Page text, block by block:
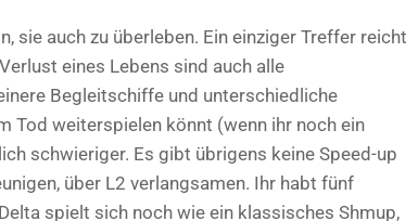
sie auch zu überleben. Ein einziger Treffer reicht
eines Lebens sind auch alle
Begleitschiffe und unterschiedliche
Tod weiterspielen könnt (wenn ihr noch ein
schwieriger. Es gibt übrigens keine Speed-up
über L2 verlangsamen. Ihr habt fünf
spielt sich noch wie ein klassisches Shmup,